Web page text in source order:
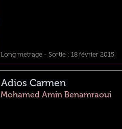
Long metrage - Sortie : 18 février 2015
Adios Carmen
Mohamed Amin Benamraoui